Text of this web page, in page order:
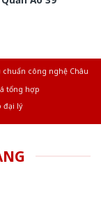
công nghệ Châu
tổng hợp
đại lý